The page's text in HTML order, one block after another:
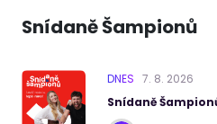
Snídaně Šampionů
DNES 7. 8. 2026
Snídaně